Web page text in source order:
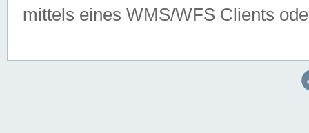
mittels eines WMS/WFS Clients